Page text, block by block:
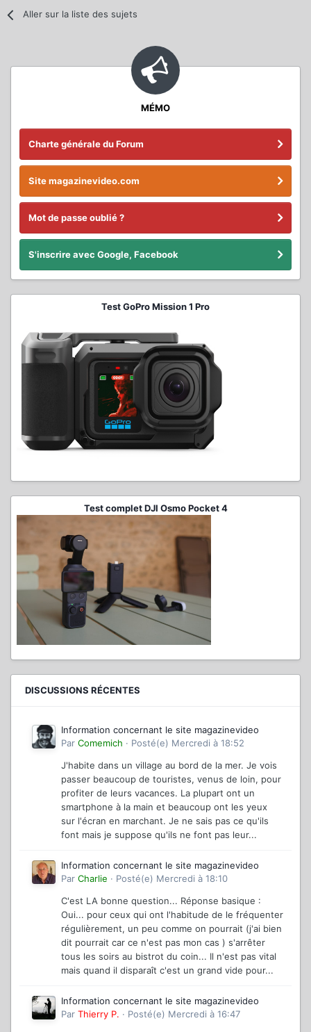
Aller sur la liste des sujets
MÉMO
Charte générale du Forum
Site magazinevideo.com
Mot de passe oublié ?
S'inscrire avec Google, Facebook
Test GoPro Mission 1 Pro
Test complet DJI Osmo Pocket 4
DISCUSSIONS RÉCENTES
Information concernant le site magazinevideo
Par Comemich · Posté(e) Mercredi à 18:52
J'habite dans un village au bord de la mer. Je vois
passer beaucoup de touristes, venus de loin, pour
profiter de leurs vacances. La plupart ont un
smartphone à la main et beaucoup ont les yeux
sur l'écran en marchant. Je ne sais pas ce qu'ils
font mais je suppose qu'ils ne font pas leur...
Information concernant le site magazinevideo
Par Charlie · Posté(e) Mercredi à 18:10
C'est LA bonne question... Réponse basique :
Oui... pour ceux qui ont l'habitude de le fréquenter
régulièrement, un peu comme on pourrait (j'ai bien
dit pourrait car ce n'est pas mon cas ) s'arrêter
tous les soirs au bistrot du coin... Il n'est pas vital
mais quand il disparaît c'est un grand vide pour...
Information concernant le site magazinevideo
Par Thierry P. · Posté(e) Mercredi à 16:47